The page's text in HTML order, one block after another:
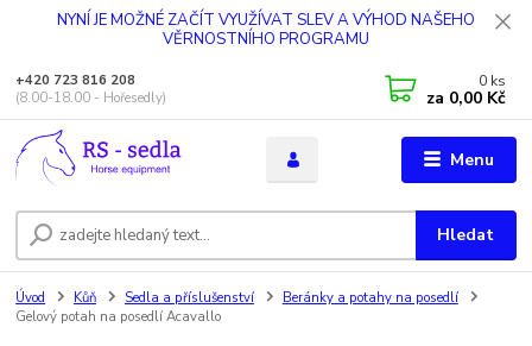
NYNÍ JE MOŽNÉ ZAČÍT VYUŽÍVAT SLEV A VÝHOD NAŠEHO
VĚRNOSTNÍHO PROGRAMU
Menu
Hledat
+420 723 816 208
(8.00-18.00 - Hořesedly)
0 ks
za 0,00 Kč
Úvod Kůň Sedla a příslušenství
Beránky a potahy na posedlí
Gelový potah na posedlí Acavallo